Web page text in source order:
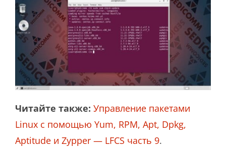
Читайте также: Управление пакетами
Linux с помощью Yum, RPM, Apt, Dpkg,
Aptitude и Zypper — LFCS часть 9.